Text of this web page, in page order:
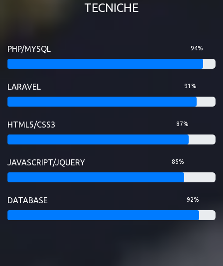
TECNICHE
PHP/MYSQL 94%
LARAVEL 91%
HTML5/CSS3 87%
JAVASCRIPT/JQUERY 85%
DATABASE 92%